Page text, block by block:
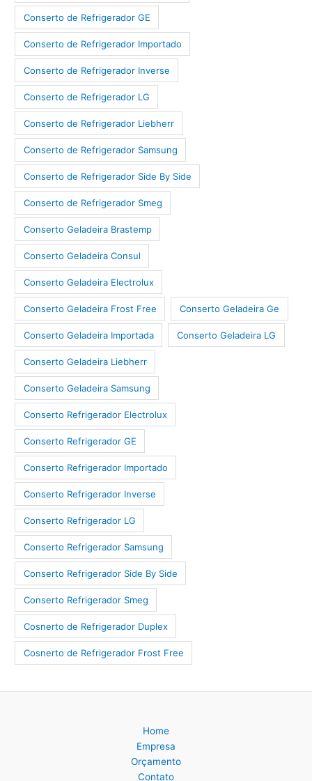
Conserto de Refrigerador GE
Conserto de Refrigerador Importado
Conserto de Refrigerador Inverse
Conserto de Refrigerador LG
Conserto de Refrigerador Liebherr
Conserto de Refrigerador Samsung
Conserto de Refrigerador Side By Side
Conserto de Refrigerador Smeg
Conserto Geladeira Brastemp
Conserto Geladeira Consul
Conserto Geladeira Electrolux
Conserto Geladeira Frost Free Conserto Geladeira Ge
Conserto Geladeira Importada Conserto Geladeira LG
Conserto Geladeira Liebherr
Conserto Geladeira Samsung
Conserto Refrigerador Electrolux
Conserto Refrigerador GE
Conserto Refrigerador Importado
Conserto Refrigerador Inverse
Conserto Refrigerador LG
Conserto Refrigerador Samsung
Conserto Refrigerador Side By Side
Conserto Refrigerador Smeg
Cosnerto de Refrigerador Duplex
Cosnerto de Refrigerador Frost Free
Home
Empresa
Orçamento
Contato